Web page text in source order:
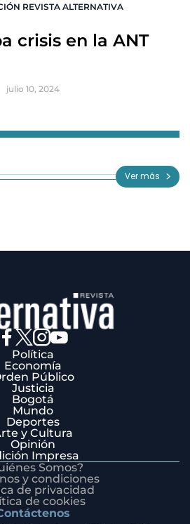
REVISTA ALTERNATIVA
crisis en la ANT
julio 10, 2024
Ver más
Política
Economía
Público
Justicia
Bogotá
Mundo
Deportes
y Cultura
Opinión
Impresa
Somos?
y condiciones
de privacidad
de cookies